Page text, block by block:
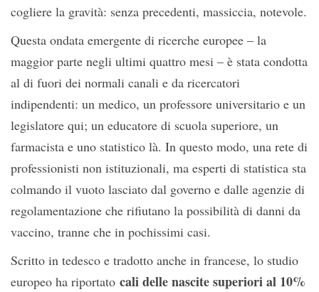
cogliere la gravità: senza precedenti, massiccia, notevole.
Questa ondata emergente di ricerche europee – la
maggior parte negli ultimi quattro mesi – è stata condotta
al di fuori dei normali canali e da ricercatori
indipendenti: un medico, un professore universitario e un
legislatore qui; un educatore di scuola superiore, un
farmacista e uno statistico là. In questo modo, una rete di
professionisti non istituzionali, ma esperti di statistica sta
colmando il vuoto lasciato dal governo e dalle agenzie di
regolamentazione che rifiutano la possibilità di danni da
vaccino, tranne che in pochissimi casi.
Scritto in tedesco e tradotto anche in francese, lo studio
europeo ha riportato cali delle nascite superiori al 10%